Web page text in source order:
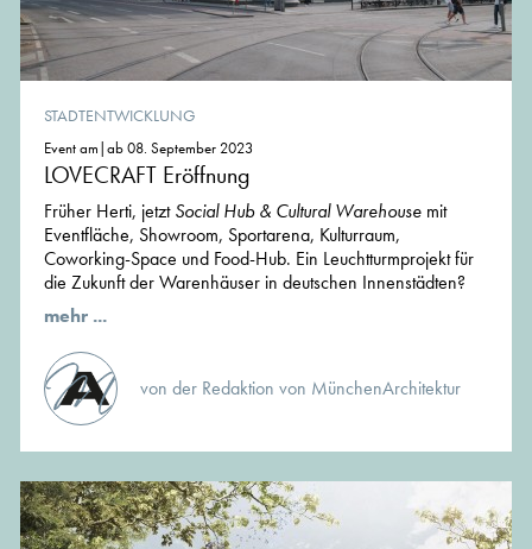
STADTENTWICKLUNG
Event am|ab 08. September 2023
LOVECRAFT Eröffnung
Früher Herti, jetztSocial Hub & Cultural Warehouse mit
Eventfläche, Showroom, Sportarena, Kulturraum,
Coworking-Space und Food-Hub. Ein Leuchtturmprojekt für
die Zukunft der Warenhäuser in deutschen Innenstädten?
mehr ...
von der Redaktion von MünchenArchitektur